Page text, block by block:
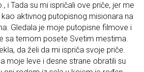
i Tada su mi ispričali ove priče, jer me
kao aktivnog putopisnog misionara na
Gledala je moje putopisne filmove i
sa temom posete Svetim mestima.
da želi da mi ispriča svoje priče.
moje leve i desne strane obratili su